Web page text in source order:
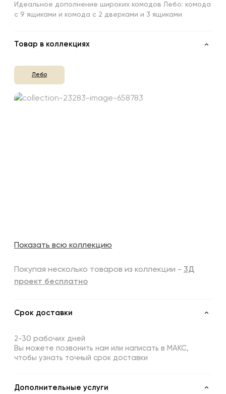
Идеальное дополнение широких комодов Лебо: комода
с 9 ящиками и комода с 2 дверками и 3 ящиками
Товар в коллекциях
Лебо
Показать всю коллекцию
Покупая несколько товаров из коллекции - 3Д
проект бесплатно
Срок доставки
2-30 рабочих дней
Вы можете позвонить нам или написать в МАКС,
чтобы узнать точный срок доставки
Дополнительные услуги